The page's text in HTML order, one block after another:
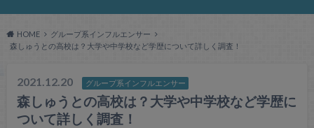
HOME
グループ系インフルエンサー
森しゅうとの高校は？大学や中学校など学歴について詳しく調査！
2021.12.20 グループ系インフルエンサー
森しゅうとの高校は？大学や中学校など学歴に
ついて詳しく調査！